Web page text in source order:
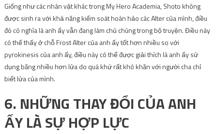
Giống như các nhân vật khác trong My Hero Academia, Shoto không
được sinh ra với khả năng kiểm soát hoàn hảo các Alter của mình, điều
đó có nghĩa là anh ấy vẫn đang làm chủ chúng trong bộ truyện. Điều này
có thể thấy ở chỗ Frost Alter của anh ấy tốt hơn nhiều so với
pyrokinesis của anh ấy, điều này có thể được giải thích là anh ấy sử
dụng băng nhiều hơn lửa do quá khứ rất khó khăn với người cha chỉ
biết lửa của mình.
6. NHỮNG THAY ĐỔI CỦA ANH
ẤY LÀ SỰ HỢP LỰC